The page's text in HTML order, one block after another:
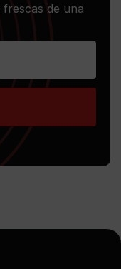
frescas de una